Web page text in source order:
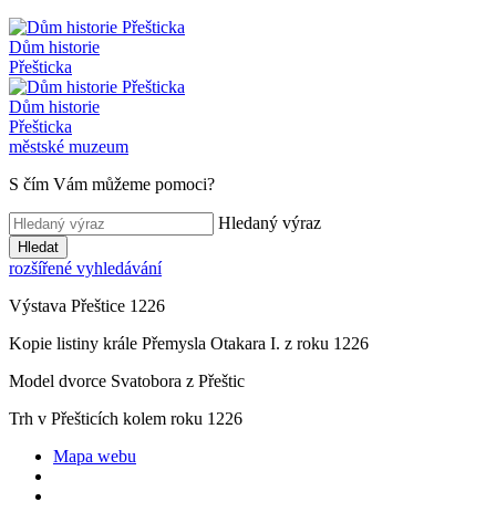
Dům historie
Přešticka
Dům historie
Přešticka
městské muzeum
S čím Vám můžeme pomoci?
Hledaný výraz
Hledat
rozšířené vyhledávání
Výstava Přeštice 1226
Kopie listiny krále Přemysla Otakara I. z roku 1226
Model dvorce Svatobora z Přeštic
Trh v Přešticích kolem roku 1226
Mapa webu